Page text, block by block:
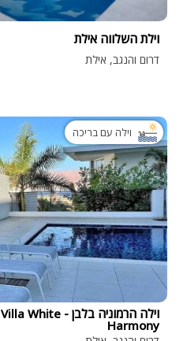
וילת השלווה אילת
דרום והנגב, אילת
וילה עם בריכה
וילה הרמוניה בלבן - Villa White
Harmony